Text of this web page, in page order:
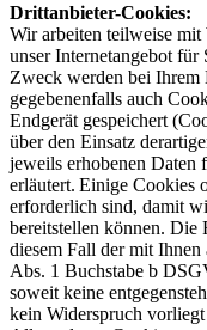
Drittanbieter-Cookies:
Wir arbeiten teilweise mit
unser Internetangebot für
Zweck werden bei Ihrem
gegebenenfalls auch
Endgerät gespeichert
über den Einsatz
jeweils erhobenen Daten
erläutert. Einige Cookies
erforderlich sind, damit
bereitstellen können. Die
diesem Fall der mit
Abs. 1 Buchstabe b
soweit keine
kein Widerspruch